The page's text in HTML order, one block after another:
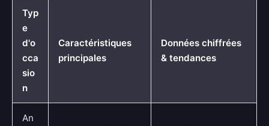
Typ
e
d'o
cca
sio
n
Caractéristiques
principales
Données chiffrées
& tendances
An